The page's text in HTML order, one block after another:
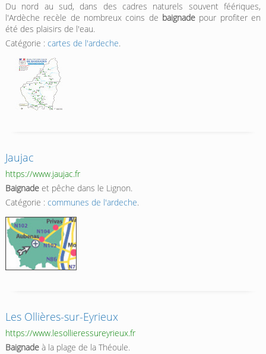
Du nord au sud, dans des cadres naturels souvent féériques,
l'Ardèche recèle de nombreux coins de baignade pour profiter en
été des plaisirs de l'eau.
Catégorie : cartes de l'ardeche.
Jaujac
https://www.jaujac.fr
Baignadeet pêche dans le Lignon.
Catégorie : communes de l'ardeche.
Les Ollières-sur-Eyrieux
https://www.lesollieressureyrieux.fr
Baignadeà la plage de la Théoule.